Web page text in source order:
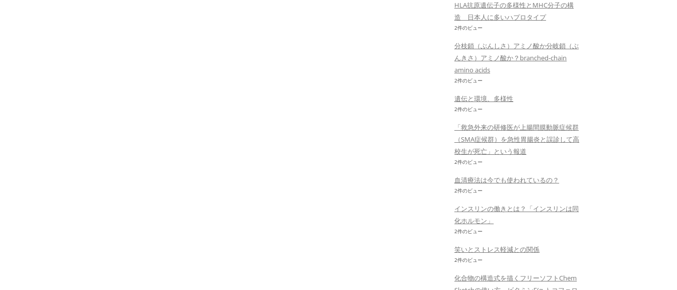
HLA抗原遺伝子の多様性とMHC分子の構
造 日本人に多いハプロタイプ
2件のビュー
分枝鎖（ぶんしさ）アミノ酸か分岐鎖（ぶ
んきさ）アミノ酸か？branched-chain
amino acids
2件のビュー
遺伝と環境、多様性
2件のビュー
「救急外来の研修医が上腸間膜動脈症候群
（SMA症候群）を急性胃腸炎と誤診して高
校生が死亡」という報道
2件のビュー
血清療法は今でも使われているの？
2件のビュー
インスリンの働きとは？「インスリンは同
化ホルモン」
2件のビュー
笑いとストレス軽減との関係
2件のビュー
化合物の構造式を描くフリーソフトChem